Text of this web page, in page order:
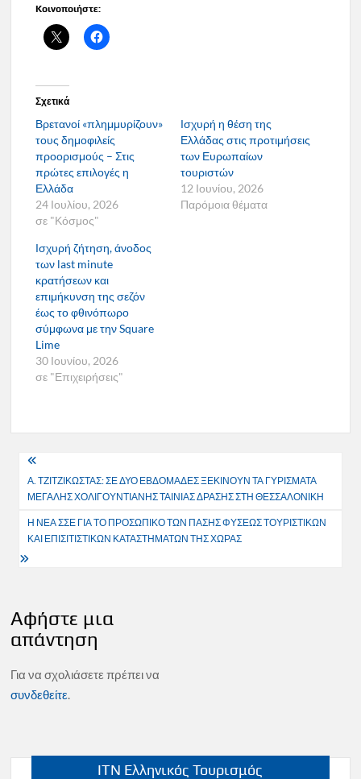
Κοινοποιήστε:
Σχετικά
Βρετανοί «πλημμυρίζουν»
τους δημοφιλείς
προορισμούς – Στις
πρώτες επιλογές η
Ελλάδα
24 Ιουλίου, 2026
σε "Κόσμος"
Ισχυρή η θέση της
Ελλάδας στις προτιμήσεις
των Ευρωπαίων
τουριστών
12 Ιουνίου, 2026
Παρόμοια θέματα
Ισχυρή ζήτηση, άνοδος
των last minute
κρατήσεων και
επιμήκυνση της σεζόν
έως το φθινόπωρο
σύμφωνα με την Square
Lime
30 Ιουνίου, 2026
σε "Επιχειρήσεις"
Πλοήγηση
άρθρων
Α. ΤΖΙΤΖΙΚΩΣΤΑΣ: ΣΕ ΔΥΟ ΕΒΔΟΜΑΔΕΣ ΞΕΚΙΝΟΥΝ ΤΑ ΓΥΡΙΣΜΑΤΑ
ΜΕΓΑΛΗΣ ΧΟΛΙΓΟΥΝΤΙΑΝΗΣ ΤΑΙΝΙΑΣ ΔΡΑΣΗΣ ΣΤΗ ΘΕΣΣΑΛΟΝΙΚΗ
Η ΝΕΑ ΣΣΕ ΓΙΑ ΤΟ ΠΡΟΣΩΠΙΚΟ ΤΩΝ ΠΑΣΗΣ ΦΥΣΕΩΣ ΤΟΥΡΙΣΤΙΚΩΝ
ΚΑΙ ΕΠΙΣΙΤΙΣΤΙΚΩΝ ΚΑΤΑΣΤΗΜΑΤΩΝ ΤΗΣ ΧΩΡΑΣ
Αφήστε μια
απάντηση
Για να σχολιάσετε πρέπει να
συνδεθείτε.
ITN Ελληνικός Τουρισμός